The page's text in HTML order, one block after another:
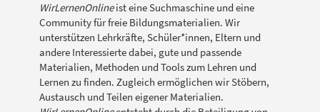
WirLernenOnlineist eine Suchmaschine und eine
Community für freie Bildungsmaterialien. Wir
unterstützen Lehrkräfte, Schüler*innen, Eltern und
andere Interessierte dabei, gute und passende
Materialien, Methoden und Tools zum Lehren und
Lernen zu finden. Zugleich ermöglichen wir Stöbern,
Austausch und Teilen eigener Materialien.